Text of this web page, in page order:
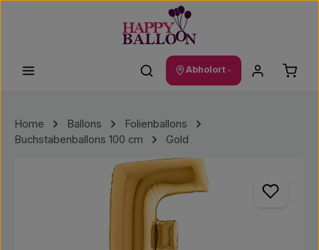
Abholort
Home Ballons
Folienballons
Buchstabenballons 100 cm
Gold
Bildergalerie überspringen